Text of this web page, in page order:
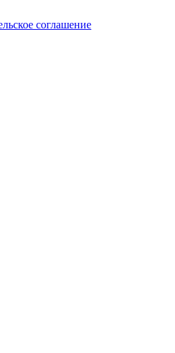
соглашение